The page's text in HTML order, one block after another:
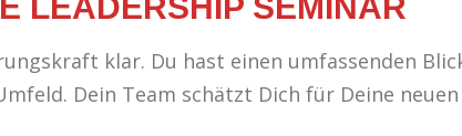
klar. Du hast einen umfassenden
Dein Team schätzt Dich für Deine